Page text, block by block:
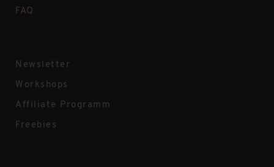
FAQ
Newsletter
Workshops
Affiliate Programm
Freebies